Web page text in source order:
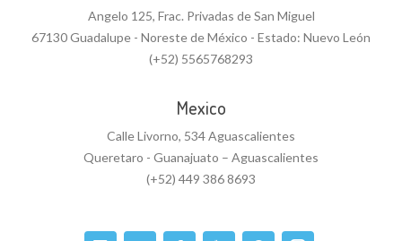
Angelo 125, Frac. Privadas de San Miguel
67130 Guadalupe - Noreste de México - Estado: Nuevo León
(+52) 5565768293
Mexico
Calle Livorno, 534 Aguascalientes
Queretaro - Guanajuato – Aguascalientes
(+52) 449 386 8693